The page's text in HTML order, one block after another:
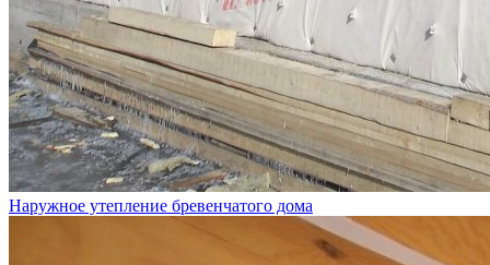
Наружное утепление бревенчатого дома